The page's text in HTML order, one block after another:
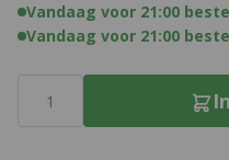
Vandaag voor 21:00
Vandaag voor 21:00